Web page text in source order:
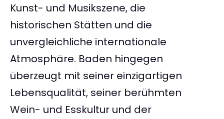
Kunst- und Musikszene, die
historischen Stätten und die
unvergleichliche internationale
Atmosphäre. Baden hingegen
überzeugt mit seiner einzigartigen
Lebensqualität, seiner berühmten
Wein- und Esskultur und der